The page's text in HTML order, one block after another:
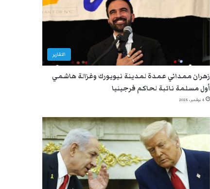
التقارير
زهران ممداني عمدة لمدينة نيويورك وغزالة هاشمي
أول مسلمة نائبة لحاكم فرجينيا
4 نوفمبر، 2025